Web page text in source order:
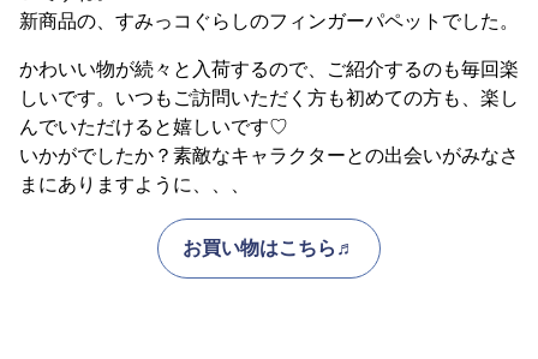
新商品の、すみっコぐらしのフィンガーパペットでした。
かわいい物が続々と入荷するので、ご紹介するのも毎回楽
しいです。いつもご訪問いただく方も初めての方も、楽し
んでいただけると嬉しいです♡
いかがでしたか？素敵なキャラクターとの出会いがみなさ
まにありますように、、、
お買い物はこちら♬